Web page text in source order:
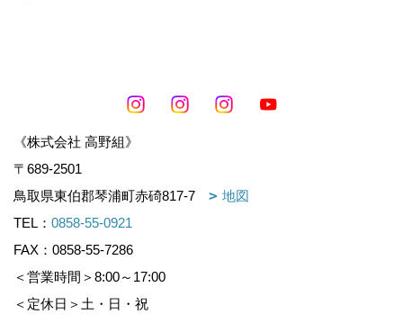
《株式会社 高野組》
〒689-2501
鳥取県東伯郡琴浦町赤碕817-7
地図
TEL： 0858-55-0921
FAX：0858-55-7286
＜営業時間＞8:00～17:00
＜定休日＞土・日・祝